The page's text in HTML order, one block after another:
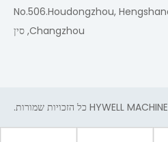
No.506.Houdongzhou,
Changzhou, סין